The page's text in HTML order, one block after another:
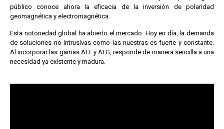
público conoce ahora la eficacia de la inversión de polaridad
geomagnética y electromagnética.
Esta notoriedad global ha abierto el mercado. Hoy en día, la demanda
de soluciones no intrusivas como las nuestras es fuerte y constante.
Al incorporar las gamas ATE y ATG, responde de manera sencilla a una
necesidad ya existente y madura.